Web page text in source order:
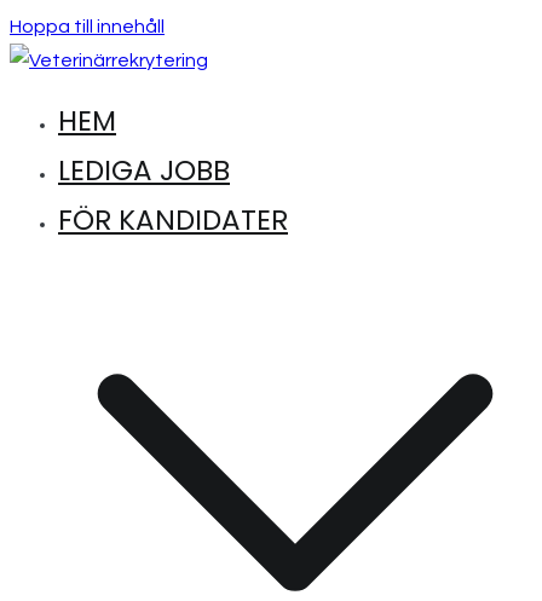
Hoppa till innehåll
Veterinärrekrytering
Hitta lediga jobb inom djursjukvård
HEM
LEDIGA JOBB
FÖR KANDIDATER